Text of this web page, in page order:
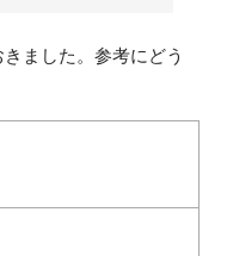
ました。参考にどう